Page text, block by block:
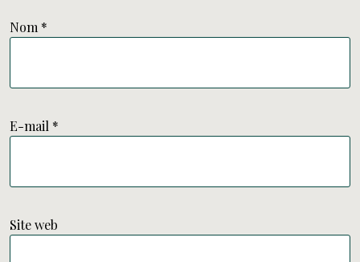
Nom *
E-mail *
Site web